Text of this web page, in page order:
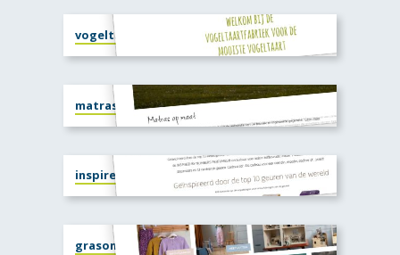
vogeltaart.com
matrasopmaat.shop
inspiredbynumbers.nl
grasonderjevoeten.nl